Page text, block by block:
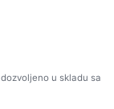
u skladu sa